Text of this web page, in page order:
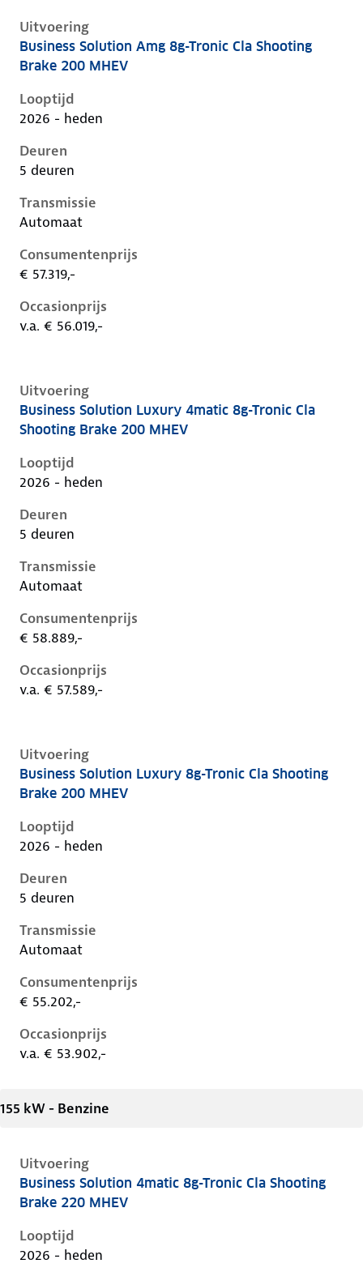
Uitvoering
Mercedes Cla-Klasse iii-x174, cla shooting brake 200
Business Solution Amg 8g-Tronic Cla Shooting
Brake 200 MHEV
Looptijd
2026 - heden
Deuren
5 deuren
Transmissie
Automaat
Consumentenprijs
€ 57.319,-
Occasionprijs
v.a. € 56.019,-
Uitvoering
Mercedes Cla-Klasse iii-x174, cla shooting brake 200
Business Solution Luxury 4matic 8g-Tronic Cla
Shooting Brake 200 MHEV
Looptijd
2026 - heden
Deuren
5 deuren
Transmissie
Automaat
Consumentenprijs
€ 58.889,-
Occasionprijs
v.a. € 57.589,-
Uitvoering
Mercedes Cla-Klasse iii-x174, cla shooting brake 200
Business Solution Luxury 8g-Tronic Cla Shooting
Brake 200 MHEV
Looptijd
2026 - heden
Deuren
5 deuren
Transmissie
Automaat
Consumentenprijs
€ 55.202,-
Occasionprijs
v.a. € 53.902,-
155 kW - Benzine
Uitvoering
Mercedes Cla-Klasse iii-x174, cla shooting brake 220
Business Solution 4matic 8g-Tronic Cla Shooting
Brake 220 MHEV
Looptijd
2026 - heden